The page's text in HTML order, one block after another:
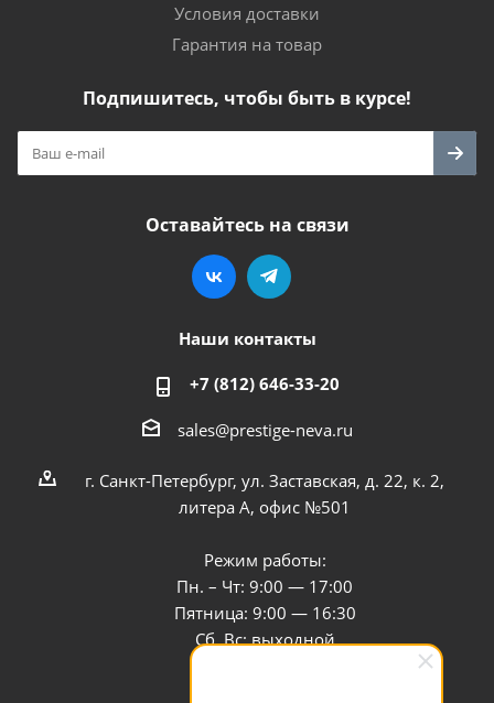
Условия доставки
Гарантия на товар
Подпишитесь, чтобы быть в курсе!
Оставайтесь на связи
Наши контакты
+7 (812) 646-33-20
sales@prestige-neva.ru
г. Санкт-Петербург, ул. Заставская, д. 22, к. 2,
литера А, офис №501
Режим работы:
Пн. – Чт: 9:00 — 17:00
Пятница: 9:00 — 16:30
Сб, Вс: выходной